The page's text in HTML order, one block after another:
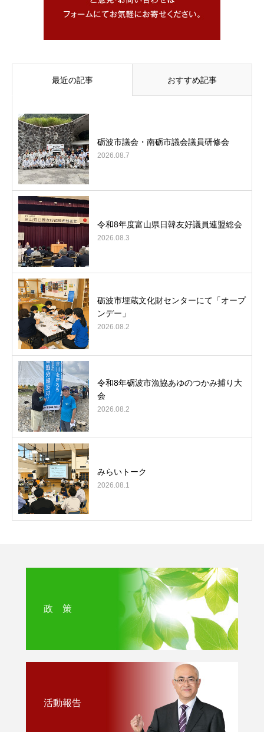
最近の記事 おすすめ記事
砺波市議会・南砺市議会議員研修会
2026.08.7
令和8年度富山県日韓友好議員連盟総会
2026.08.3
砺波市埋蔵文化財センターにて「オープ
ンデー」
2026.08.2
令和8年砺波市漁協あゆのつかみ捕り大
会
2026.08.2
みらいトーク
2026.08.1
政 策
活動報告